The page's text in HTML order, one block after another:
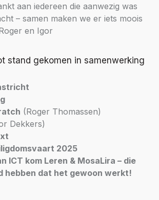
aan iedereen die aanwezig was
– samen maken we er iets moois
en Igor
stand gekomen in samenwerking
(Roger Thomassen)
Dekkers)
2025
ICT kom Leren & MosaLira – die
hebben dat het gewoon werkt!